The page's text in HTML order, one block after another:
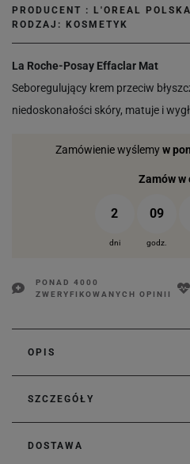
PRODUCENT :
L'OREAL POLSKA
RODZAJ: KOSMETYK
La Roche-Posay Effaclar Mat
Seboregulujący krem przeciw
niedoskonałości skóry, matuje i
Zamówienie wyślemyw
Zamów w
2 09
dni godz.
PONAD 4000
ZWERYFIKOWANYCH OPINII
OPIS
SZCZEGÓŁY
DOSTAWA